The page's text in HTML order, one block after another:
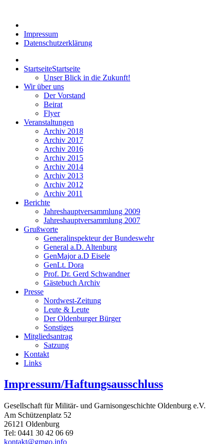
Impressum
Datenschutzerklärung
StartseiteStartseite
Unser Blick in die Zukunft!
Wir über uns
Der Vorstand
Beirat
Flyer
Veranstaltungen
Archiv 2018
Archiv 2017
Archiv 2016
Archiv 2015
Archiv 2014
Archiv 2013
Archiv 2012
Archiv 2011
Berichte
Jahreshauptversammlung 2009
Jahreshauptversammlung 2007
Grußworte
Generalinspekteur der Bundeswehr
General a.D. Altenburg
GenMajor a.D Eisele
GenLt. Dora
Prof. Dr. Gerd Schwandner
Gästebuch Archiv
Presse
Nordwest-Zeitung
Leute & Leute
Der Oldenburger Bürger
Sonstiges
Mitgliedsantrag
Satzung
Kontakt
Links
Impressum/Haftungsausschluss
Gesellschaft für Militär- und Garnisongeschichte Oldenburg e.V.
Am Schützenplatz 52
26121 Oldenburg
Tel: 0441 30 42 06 69
kontakt@gmgo.info